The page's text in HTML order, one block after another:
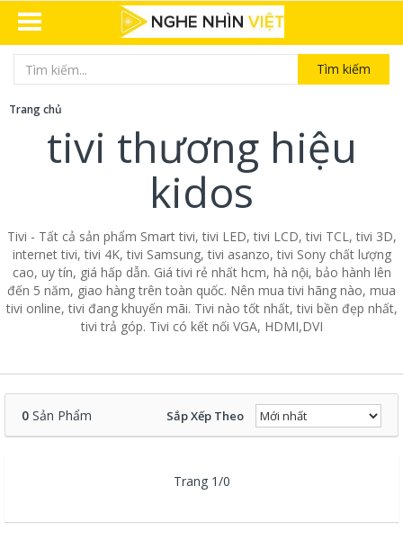
Tìm kiếm
Trang chủ
tivi thương hiệu
kidos
Tivi - Tất cả sản phẩm Smart tivi, tivi LED, tivi LCD, tivi TCL, tivi 3D,
internet tivi, tivi 4K, tivi Samsung, tivi asanzo, tivi Sony chất lượng
cao, uy tín, giá hấp dẫn. Giá tivi rẻ nhất hcm, hà nội, bảo hành lên
đến 5 năm, giao hàng trên toàn quốc. Nên mua tivi hãng nào, mua
tivi online, tivi đang khuyến mãi. Tivi nào tốt nhất, tivi bền đẹp nhất,
tivi trả góp. Tivi có kết nối VGA, HDMI,DVI
0 Sản Phẩm Sắp Xếp Theo
Trang 1/0